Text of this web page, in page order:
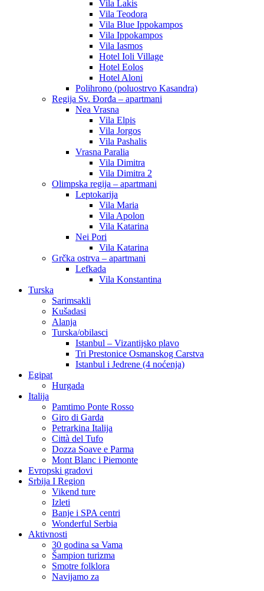
Vila Lakis
Vila Teodora
Vila Blue Ippokampos
Vila Ippokampos
Vila Iasmos
Hotel Ioli Village
Hotel Eolos
Hotel Aloni
Polihrono (poluostrvo Kasandra)
Regija Sv. Đorđa – apartmani
Nea Vrasna
Vila Elpis
Vila Jorgos
Vila Pashalis
Vrasna Paralia
Vila Dimitra
Vila Dimitra 2
Olimpska regija – apartmani
Leptokarija
Vila Maria
Vila Apolon
Vila Katarina
Nei Pori
Vila Katarina
Grčka ostrva – apartmani
Lefkada
Vila Konstantina
Turska
Sarimsakli
Kušadasi
Alanja
Turska/obilasci
Istanbul – Vizantijsko plavo
Tri Prestonice Osmanskog Carstva
Istanbul i Jedrene (4 noćenja)
Egipat
Hurgada
Italija
Pamtimo Ponte Rosso
Giro di Garda
Petrarkina Italija
Città del Tufo
Dozza Soave e Parma
Mont Blanc i Piemonte
Evropski gradovi
Srbija I Region
Vikend ture
Izleti
Banje i SPA centri
Wonderful Serbia
Aktivnosti
30 godina sa Vama
Šampion turizma
Smotre folklora
Navijamo za